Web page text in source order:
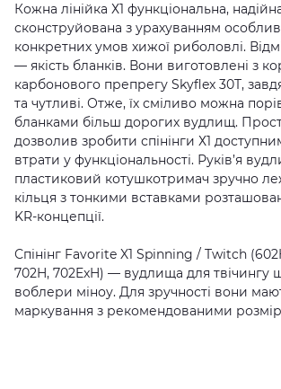
Кожна лінійка Х1 функціональна,
сконструйована з урахуванням
конкретних умов хижої риболовлі.
— якість бланків. Вони виготовлені з
карбонового препрегу Skyflex 30T,
та чутливі. Отже, їх сміливо можна
бланками більш дорогих вудлищ.
дозволив зробити спінінги Х1
втрати у функціональності. Руків’я
пластиковий котушкотримач зручно
кільця з тонкими вставками
KR-концепції.
Спінінг Favorite X1 Spinning / Twitch
702H, 702ExH) — вудлища для твічингу
воблери міноу. Для зручності вони
маркування з рекомендованими